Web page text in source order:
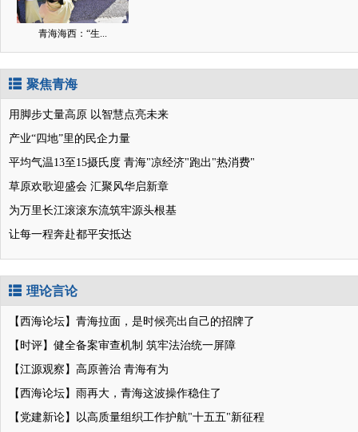
青海海西：“生...
聚焦青海
用脚步丈量高原 以智慧点亮未来
产业“四地”里的民企力量
平均气温13至15摄氏度 青海"凉经济"跑出"热消费"
草原欢歌迎盛会 汇聚风华启新章
为万里长江滚滚东流筑牢源头根基
让每一程奔赴都平安抵达
理论言论
【西海论坛】青海拉面，是时候亮出自己的招牌了
【时评】健全备案审查机制 筑牢法治统一屏障
【江源观察】高原善治 青海有为
【西海论坛】雨再大，青海这波操作稳住了
【党建新论】以高质量组织工作护航"十五五"新征程